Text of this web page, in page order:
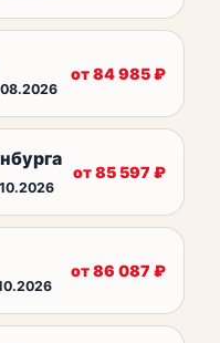
от84 985₽
от85 597 ₽
от86 087 ₽